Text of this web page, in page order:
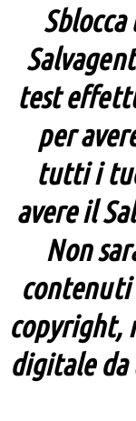
test
per
tutti i
avere il
Non
contenuti
copyright,
digitale